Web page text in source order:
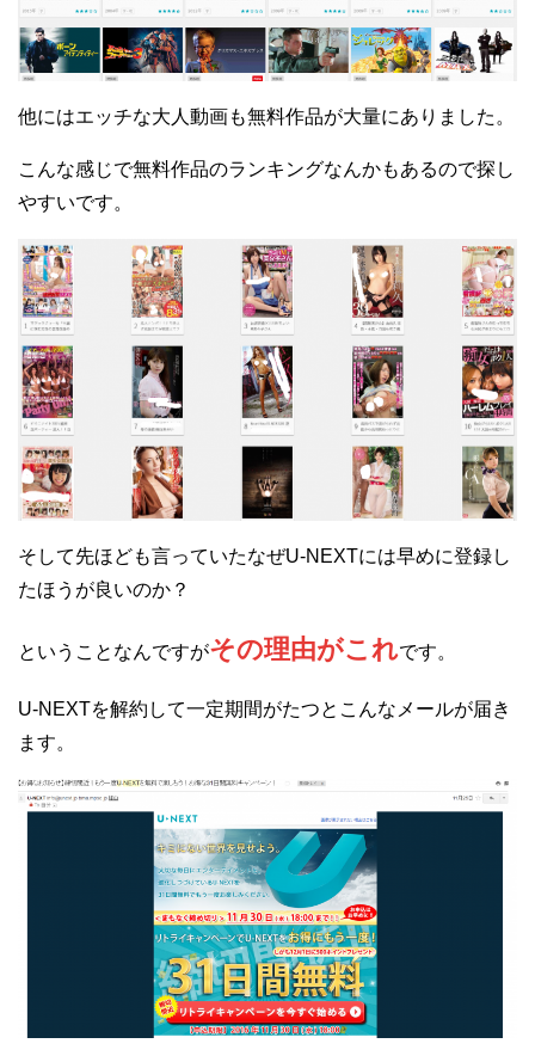
他にはエッチな大人動画も無料作品が大量にありました。
こんな感じで無料作品のランキングなんかもあるので探し
やすいです。
そして先ほども言っていたなぜU-NEXTには早めに登録し
たほうが良いのか？
ということなんですがその理由がこれです。
U-NEXTを解約して一定期間がたつとこんなメールが届き
ます。